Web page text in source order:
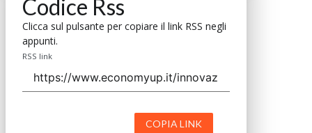
Codice Rss
Clicca sul pulsante per copiare il link RSS negli
appunti.
RSS link
COPIA LINK